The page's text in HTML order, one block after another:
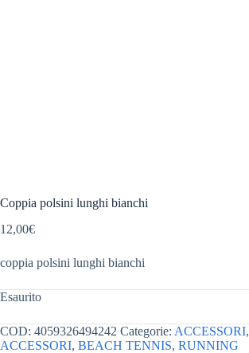
Coppia polsini lunghi bianchi
12,00€
coppia polsini lunghi bianchi
Esaurito
COD: 4059326494242 Categorie: ACCESSORI,
ACCESSORI, BEACH TENNIS, RUNNING